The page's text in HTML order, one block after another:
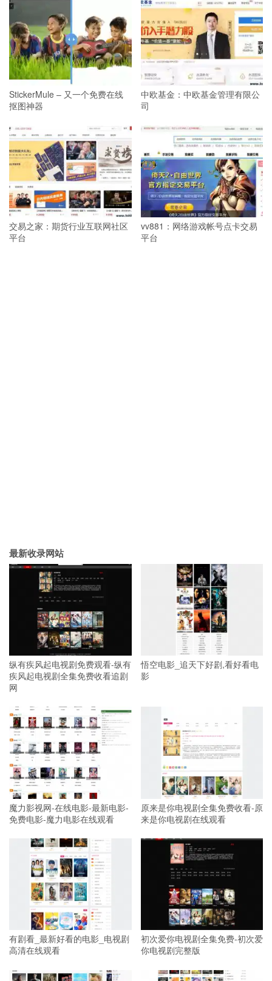
StickerMule – 又一个免费在线
抠图神器
中欧基金：中欧基金管理有限公
司
交易之家：期货行业互联网社区
平台
vv881：网络游戏帐号点卡交易
平台
最新收录网站
纵有疾风起电视剧免费观看-纵有
疾风起电视剧全集免费收看追剧
网
悟空电影_追天下好剧,看好看电
影
魔力影视网-在线电影-最新电影-
免费电影-魔力电影在线观看
原来是你电视剧全集免费收看-原
来是你电视剧在线观看
有剧看_最新好看的电影_电视剧
高清在线观看
初次爱你电视剧全集免费-初次爱
你电视剧完整版